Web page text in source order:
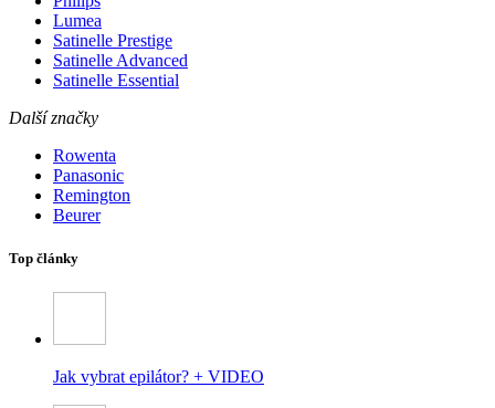
Lumea
Satinelle Prestige
Satinelle Advanced
Satinelle Essential
Další značky
Rowenta
Panasonic
Remington
Beurer
Top články
Jak vybrat epilátor? + VIDEO